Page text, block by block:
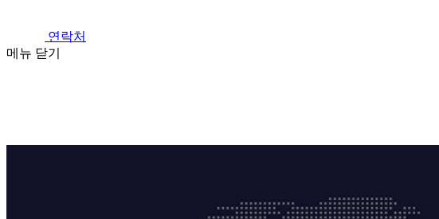
연락처
메뉴 닫기